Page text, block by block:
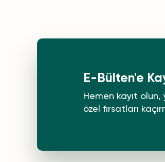
E-Bülten'e
Hemen kayıt olun,
özel fırsatları